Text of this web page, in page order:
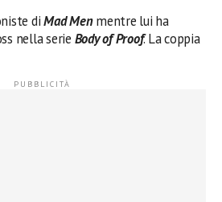
diMad Menmentre lui ha
nella serie Body of Proof. La coppia